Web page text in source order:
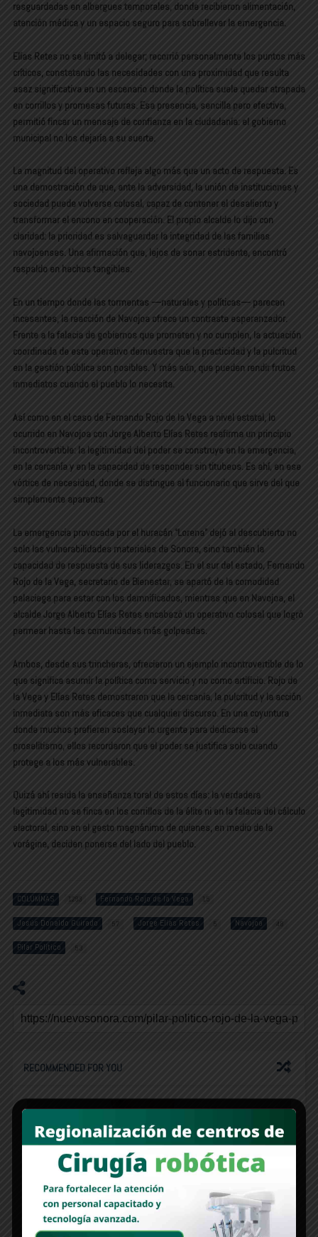
resguardadas en albergues temporales, donde recibieron alimentación,
atención médica y un espacio seguro para sobrellevar la emergencia.
Elías Retes no se limitó a delegar; recorrió personalmente los puntos más
críticos, constatando las necesidades con una proximidad que resulta
asaz significativa en un escenario donde la política suele quedar atrapada
en corrillos y promesas futuras. Esa presencia, sencilla pero efectiva,
permitió fincar un mensaje de confianza en la ciudadanía: el gobierno
municipal no los dejaría a su suerte.
La magnitud del operativo refleja algo más que un acto de respuesta. Es
una demostración de que, ante la adversidad, la unión de instituciones y
sociedad puede volverse colosal, capaz de contener el desaliento y
transformar el encono en cooperación. El propio alcalde lo dijo con
claridad: la prioridad es salvaguardar la integridad de las familias
navojoenses. Una afirmación que, lejos de sonar estridente, encontró
respaldo en hechos tangibles.
En un tiempo donde las tormentas —naturales y políticas— parecen
incesantes, la reacción de Navojoa ofrece un contraste esperanzador.
Frente a la falacia de gobiernos que prometen y no cumplen, la actuación
coordinada de este operativo demuestra que la practicidad y la pulcritud
en la gestión pública son posibles. Y más aún, que pueden rendir frutos
inmediatos cuando el pueblo lo necesita.
Así como en el caso de Fernando Rojo de la Vega a nivel estatal, lo
ocurrido en Navojoa con Jorge Alberto Elías Retes reafirma un principio
incontrovertible: la legitimidad del poder se construye en la emergencia,
en la cercanía y en la capacidad de responder sin titubeos. Es ahí, en ese
vórtice de necesidad, donde se distingue al funcionario que sirve del que
simplemente aparenta.
La emergencia provocada por el huracán “Lorena” dejó al descubierto no
solo las vulnerabilidades materiales de Sonora, sino también la
capacidad de respuesta de sus liderazgos. En el sur del estado, Fernando
Rojo de la Vega, secretario de Bienestar, se apartó de la comodidad
palaciega para estar con los damnificados, mientras que en Navojoa, el
alcalde Jorge Alberto Elías Retes encabezó un operativo colosal que logró
permear hasta las comunidades más golpeadas.
Ambos, desde sus trincheras, ofrecieron un ejemplo incontrovertible de lo
que significa asumir la política como servicio y no como artificio. Rojo de
la Vega y Elías Retes demostraron que la cercanía, la pulcritud y la acción
inmediata son más eficaces que cualquier discurso. En una coyuntura
donde muchos prefieren soslayar lo urgente para dedicarse al
proselitismo, ellos recordaron que el poder se justifica solo cuando
protege a los más vulnerables.
Quizá ahí resida la enseñanza toral de estos días: la verdadera
legitimidad no se finca en los corrillos de la élite ni en la falacia del cálculo
electoral, sino en el gesto magnánimo de quienes, en medio de la
vorágine, deciden ponerse del lado del pueblo.
COLUMNAS 1293 Fernando Rojo de la Vega 15
Jesús Donaldo Guirado 57 Jorge Elías Retes 5 Navojoa 48
Pilar Político 53
RECOMMENDED FOR YOU
“En tierra de oportunidades el derecho a la vivienda
se debe de respetar y cumplir”: Fernando Rojo de la
Vega